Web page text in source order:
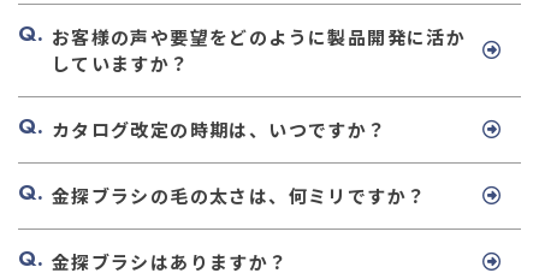
お客様の声や要望をどのように製品開発に活か
していますか？
カタログ改定の時期は、いつですか？
金探ブラシの毛の太さは、何ミリですか？
金探ブラシはありますか？